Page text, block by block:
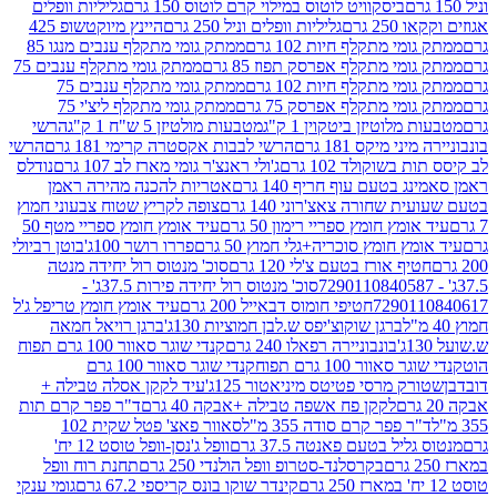
ביסקוויט לוטוס במילוי קרם לוטוס 150 גרם
גליליות וופלים
גרם
גליליות וופלים וניל 250 גרם
היינץ מיוקטשופ 425
מתקלף חיות 102 גרם
ממתק גומי מתקלף ענבים מנגו 85
מתקלף אפרסק תפוז 85 גרם
ממתק גומי מתקלף ענבים 75
מתקלף חיות 102 גרם
ממתק גומי מתקלף ענבים 75
מתקלף אפרסק 75 גרם
ממתק גומי מתקלף ליצ'י 75
ביטקוין 1 ק"ג
מטבעות מולטיזן 5 ש"ח 1 ק"ג
הרשי
מיקס 181 גרם
הרשי לבבות אקסטרה קרימי 181 גרם
הרשי
102 גרם
ג'ולי ראנצ'ר גומי מארז לב 107 גרם
נודלס
עוף חריף 140 גרם
אטריות להכנה מהירה ראמן
שחורה צאצ'רוני 140 גרם
צופה לקריץ שטוח צבעוני חמוץ
חומץ ספריי רימון 50 גרם
עיד אומץ חומץ ספריי מטף 50
חומץ סוכריה+גלי חמוץ 50 גרם
פררו רושר 100ג'
בוטן רביולי
אורז בטעם צ'לי 120 גרם
סוכ' מנטוס רול יחידה מנטה
סוכ' מנטוס רול יחידה פירות 37.5ג' -
חטיפי חומוס דבאייל 200 גרם
עיד אומץ חומץ טריפל ג'ל
ברגן שוקוצ'יפס ש.לבן חמוציות 130ג'
ברגן רויאל חמאה
בונבוניירה רפאלו 240 גרם
קנדי שוגר סאוור 100 גרם תפוח
100 גרם תפוח
קנדי שוגר סאוור 100 גרם
מרסי פטיטס מיניאטור 125ג'
עיד לקקן אסלה טבילה +
לקקן פח אשפה טבילה +אבקה 40 גרם
ד"ר פפר קרם תות
פפר קרם סודה 355 מ"ל
סאוור פאצ' פטל שקית 102
בטעם פאנטה 37.5 גרם
וופל ג'נסן-וופל טוסט 12 יח'
בקרסלנד-סטרופ וופל הולנדי 250 גרם
תחנת רוח וופל
קינדר שוקו בונס קריספי 67.2 גרם
גומי ענקי